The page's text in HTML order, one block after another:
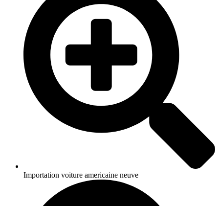
Importation voiture americaine neuve